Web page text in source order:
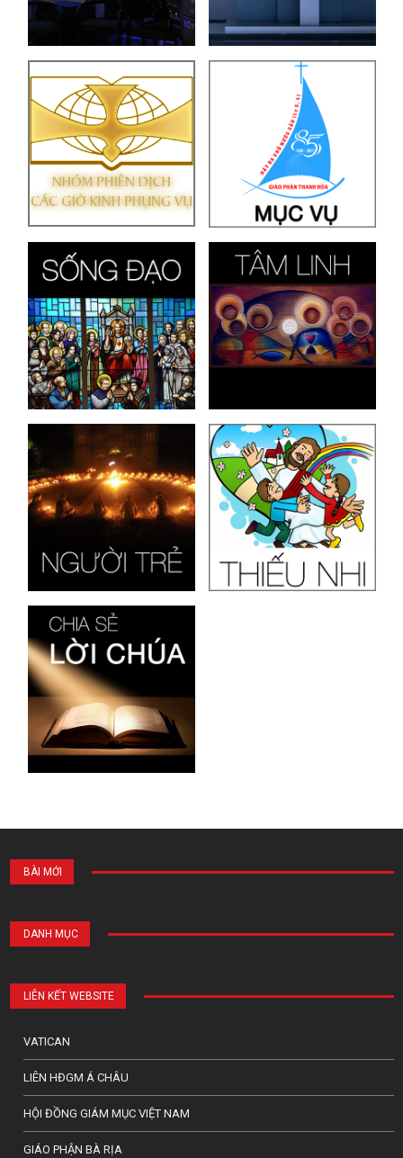
BÀI MỚI
DANH MỤC
LIÊN KẾT WEBSITE
VATICAN
LIÊN HĐGM Á CHÂU
HỘI ĐỒNG GIÁM MỤC VIỆT NAM
GIÁO PHẬN BÀ RỊA